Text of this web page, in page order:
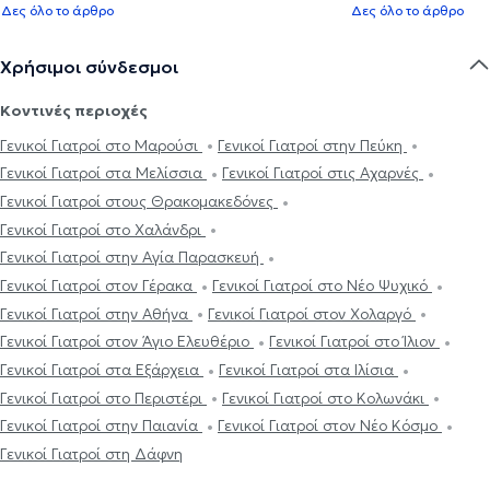
Δες όλο το άρθρο Δες όλο το άρθρο
Χρήσιμοι σύνδεσμοι
Κοντινές περιοχές
Γενικοί Γιατροί στο Μαρούσι
Γενικοί Γιατροί στην Πεύκη
Γενικοί Γιατροί στα Μελίσσια
Γενικοί Γιατροί στις Αχαρνές
Γενικοί Γιατροί στους Θρακομακεδόνες
Γενικοί Γιατροί στο Χαλάνδρι
Γενικοί Γιατροί στην Αγία Παρασκευή
Γενικοί Γιατροί στον Γέρακα
Γενικοί Γιατροί στο Νέο Ψυχικό
Γενικοί Γιατροί στην Αθήνα
Γενικοί Γιατροί στον Χολαργό
Γενικοί Γιατροί στον Άγιο Ελευθέριο
Γενικοί Γιατροί στο Ίλιον
Γενικοί Γιατροί στα Εξάρχεια
Γενικοί Γιατροί στα Ιλίσια
Γενικοί Γιατροί στο Περιστέρι
Γενικοί Γιατροί στο Κολωνάκι
Γενικοί Γιατροί στην Παιανία
Γενικοί Γιατροί στον Νέο Κόσμο
Γενικοί Γιατροί στη Δάφνη